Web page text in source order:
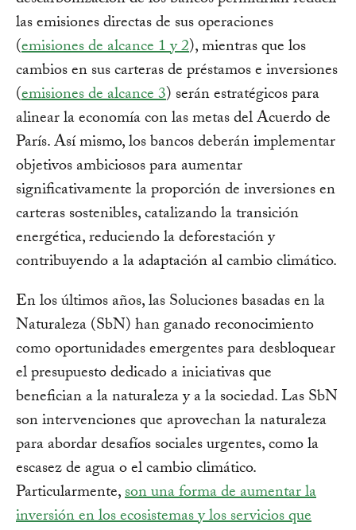
las emisiones directas de sus operaciones
(emisiones de alcance 1 y 2), mientras que los
cambios en sus carteras de préstamos e inversiones
(emisiones de alcance 3) serán estratégicos para
alinear la economía con las metas del Acuerdo de
París. Así mismo, los bancos deberán implementar
objetivos ambiciosos para aumentar
significativamente la proporción de inversiones en
carteras sostenibles, catalizando la transición
energética, reduciendo la deforestación y
contribuyendo a la adaptación al cambio climático.
En los últimos años, las Soluciones basadas en la
Naturaleza (SbN) han ganado reconocimiento
como oportunidades emergentes para desbloquear
el presupuesto dedicado a iniciativas que
benefician a la naturaleza y a la sociedad. Las SbN
son intervenciones que aprovechan la naturaleza
para abordar desafíos sociales urgentes, como la
escasez de agua o el cambio climático.
Particularmente,son una forma de aumentar la
inversión en los ecosistemas y los servicios que